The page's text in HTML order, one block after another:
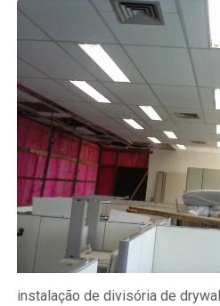
instalação de divisória de